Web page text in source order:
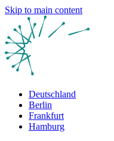
Skip to main content
Deutschland
Berlin
Frankfurt
Hamburg